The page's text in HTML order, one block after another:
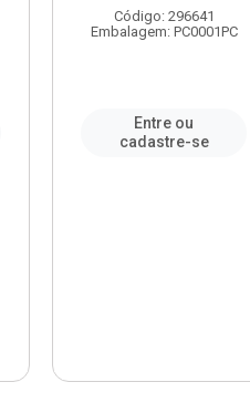
Código: 296641
Embalagem: PC0001PC
Entre ou
cadastre-se